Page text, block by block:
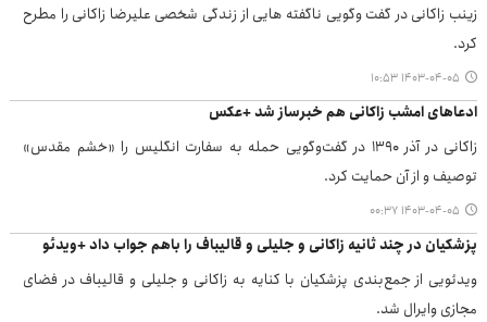
زینب زاکانی در گفت وگویی ناگفته هایی از زندگی شخصی علیرضا زاکانی را مطرح
کرد.
۱۴۰۳-۰۴-۰۵ ۱۰:۵۳
ادعاهای امشب زاکانی هم خبرساز شد +عکس
زاکانی در آذر ۱۳۹۰ در گفت‌وگویی حمله به سفارت انگلیس را «خشم مقدس»
توصیف و از آن حمایت کرد.
۱۴۰۳-۰۴-۰۵ ۰۰:۳۷
پزشکیان در چند ثانیه زاکانی و جلیلی و قالیباف را باهم جواب داد +ویدئو
ویدئویی از جمع‌بندی پزشکیان با کنایه به زاکانی و جلیلی و قالیباف در فضای
مجازی وایرال شد.